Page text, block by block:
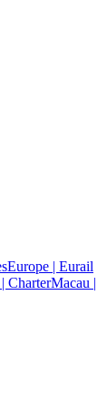
Europe | Eurail
CharterMacau |